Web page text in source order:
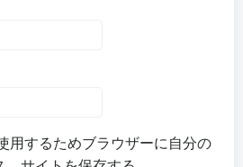
用するためブラウザーに自分の